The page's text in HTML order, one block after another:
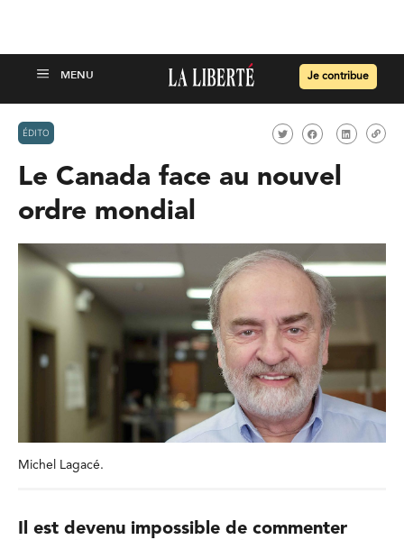
Je contribue
ÉDITO
Le Canada face au nouvel
ordre mondial
Michel Lagacé.
Il est devenu impossible de commenter